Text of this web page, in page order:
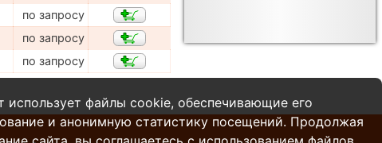
по запросу
по запросу
по запросу
использует файлы cookie, обеспечивающие его
и анонимную статистику посещений. Продолжая